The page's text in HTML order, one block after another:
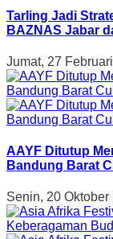
Tarling Jadi
BAZNAS Jabar
Jumat, 27
AAYF Ditutup
Bandung Barat
Senin, 20 Oktober